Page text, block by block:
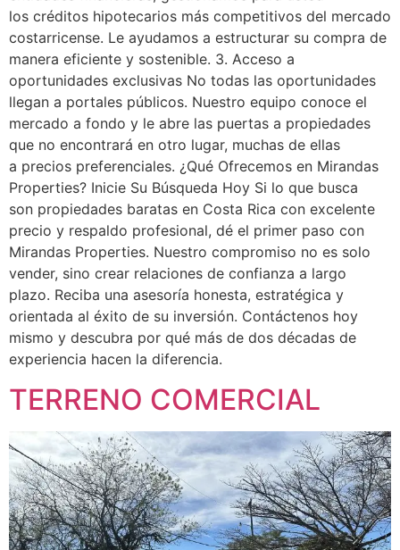
los créditos hipotecarios más competitivos del mercado
costarricense. Le ayudamos a estructurar su compra de
manera eficiente y sostenible. 3. Acceso a
oportunidades exclusivas No todas las oportunidades
llegan a portales públicos. Nuestro equipo conoce el
mercado a fondo y le abre las puertas a propiedades
que no encontrará en otro lugar, muchas de ellas
a precios preferenciales. ¿Qué Ofrecemos en Mirandas
Properties? Inicie Su Búsqueda Hoy Si lo que busca
son propiedades baratas en Costa Rica con excelente
precio y respaldo profesional, dé el primer paso con
Mirandas Properties. Nuestro compromiso no es solo
vender, sino crear relaciones de confianza a largo
plazo. Reciba una asesoría honesta, estratégica y
orientada al éxito de su inversión. Contáctenos hoy
mismo y descubra por qué más de dos décadas de
experiencia hacen la diferencia.
TERRENO COMERCIAL